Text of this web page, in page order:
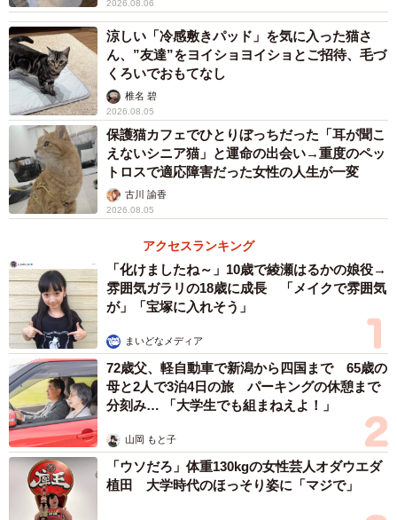
2026.08.06
涼しい「冷感敷きパッド」を気に入った猫さ
ん、”友達”をヨイショヨイショとご招待、毛づ
くろいでおもてなし
椎名 碧
2026.08.05
保護猫カフェでひとりぼっちだった「耳が聞こ
えないシニア猫」と運命の出会い→重度のペッ
トロスで適応障害だった女性の人生が一変
古川 諭香
2026.08.05
アクセスランキング
「化けましたね～」10歳で綾瀬はるかの娘役→
雰囲気ガラリの18歳に成長 「メイクで雰囲気
が」「宝塚に入れそう」
まいどなメディア
72歳父、軽自動車で新潟から四国まで 65歳の
母と2人で3泊4日の旅 パーキングの休憩まで
分刻み… 「大学生でも組まねえよ！」
山岡 もと子
「ウソだろ」体重130kgの女性芸人オダウエダ
植田 大学時代のほっそり姿に「マジで」